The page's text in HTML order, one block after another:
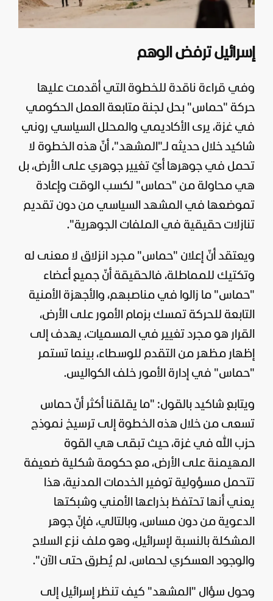
إسرائيل ترفض الوهم
وفي قراءة ناقدة للخطوة التي أقدمت عليها
حركة "حماس" بحل لجنة متابعة العمل الحكومي
في غزة، يرى الأكاديمي والمحلل السياسي روني
شاكيد خلال حديثه لـ"المشهد"، أنّ هذه الخطوة لا
تحمل في جوهرها أيّ تغيير جوهري على الأرض، بل
هي محاولة من "حماس" لكسب الوقت وإعادة
تموضعها في المشهد السياسي من دون تقديم
تنازلات حقيقية في الملفات الجوهرية".
ويعتقد أنّ إعلان "حماس" مجرد انزلاق لا معنى له
وتكتيك للمماطلة، فالحقيقة أنّ جميع أعضاء
"حماس" ما زالوا في مناصبهم، والأجهزة الأمنية
التابعة للحركة تمسك بزمام الأمور على الأرض،
القرار هو مجرد تغيير في المسميات، يهدف إلى
إظهار مظهر من التقدم للوسطاء، بينما تستمر
"حماس" في إدارة الأمور خلف الكواليس.
ويتابع شاكيد بالقول: "ما يقلقنا أكثر أنّ حماس
تسعى من خلال هذه الخطوة إلى ترسيخ نموذج
حزب الله في غزة، حيث تبقى هي القوة
المهيمنة على الأرض، مع حكومة شكلية ضعيفة
تتحمل مسؤولية توفير الخدمات المدنية، هذا
يعني أنها تحتفظ بذراعها الأمني وشبكتها
الدعوية من دون مساس، وبالتالي، فإنّ جوهر
المشكلة بالنسبة لإسرائيل، وهو ملف نزع السلاح
والوجود العسكري لحماس، لم يُطرق حتى الآن".
وحول سؤال "المشهد" كيف تنظر إسرائيل إلى